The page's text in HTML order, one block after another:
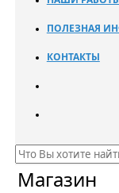
ПОЛЕЗНАЯ
КОНТАКТЫ
Магазин